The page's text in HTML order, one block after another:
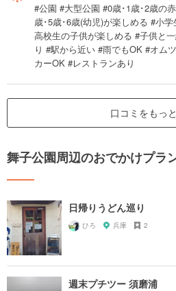
#公園 #大型公園 #0歳･1歳･2歳の
歳･5歳･6歳(幼児)が楽しめる #小
高校生の子供が楽しめる #子供と
り #駅から近い #雨でもOK #オム
カーOK #レストランあり
口コミをもっ
舞子公園周辺のおでかけプラ
日帰りうどん巡り
ひろ 兵庫 2
週末プチツー 須磨浦